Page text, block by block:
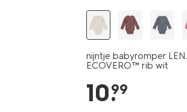
nijntje babyromper
ECOVERO™ rib wit
10.
99